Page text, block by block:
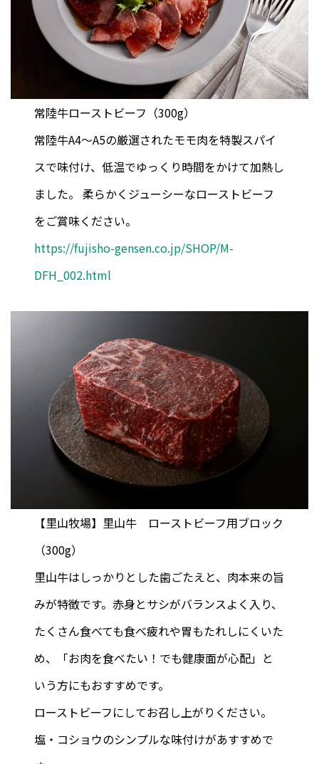
常陸牛ローストビーフ（300g）
常陸牛A4～A5の厳選されたモモ肉を特製スパイ
スで味付け、低温でゆっくり時間をかけて加熱し
ました。 柔らかくジューシーなローストビーフ
をご賞味ください。
https://fujisho-gensen.co.jp/SHOP/M-
DFH_002.html
【里山牧場】里山牛 ローストビーフ用ブロック
（300g）
里山牛はしっかりとした歯ごたえと、肉本来の旨
みが特徴です。赤身とサシがバランスよく入り、
たくさん食べても食べ疲れや胃もたれしにくいた
め、「お肉を食べたい！でも健康面が心配」と
いう方にもおすすめです。
ローストビーフにしてお召し上がりください。
塩・コショウのシンプルな味付けがあすすめで